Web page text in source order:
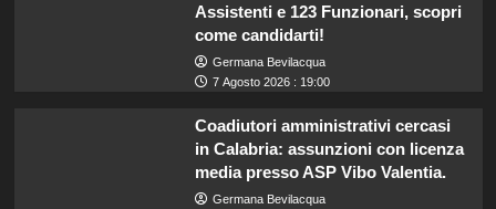
Assistenti e 123 Funzionari, scopri
come candidarti!
Germana Bevilacqua
7 Agosto 2026 : 19:00
Coadiutori amministrativi cercasi
in Calabria: assunzioni con licenza
media presso ASP Vibo Valentia.
Germana Bevilacqua